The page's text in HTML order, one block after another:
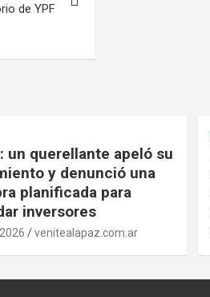
de YPF
un querellante apeló su
y denunció una
planificada para
inversores
venitealapaz.com.ar